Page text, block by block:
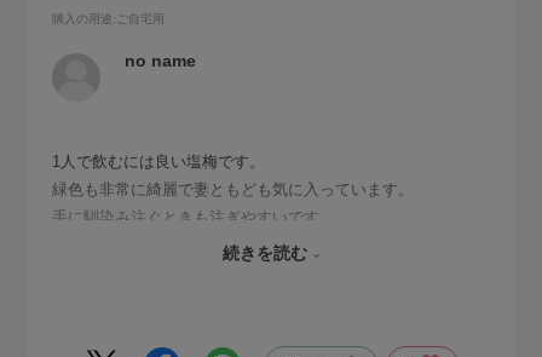
購入の用途:ご自宅用
no name
1人で飲むには良い塩梅です。
緑色も非常に綺麗で妻ともども気に入っています。
手に馴染み注ぐときも注ぎやすいです。
１点だけ、普通に注いだ後に一滴が注ぎ口から垂れてしまい
続きを読む